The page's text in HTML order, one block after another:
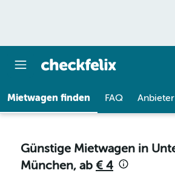
Mietwagen finden FAQ Anbieter
Günstige Mietwagen in
München, ab € 4